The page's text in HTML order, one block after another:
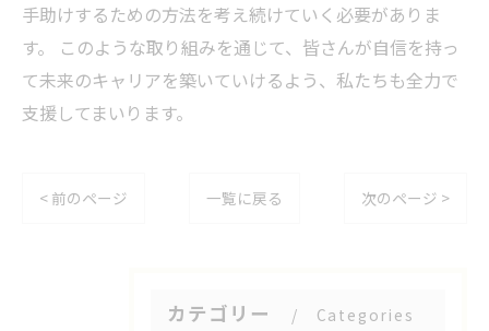
手助けするための方法を考え続けていく必要がありま
す。 このような取り組みを通じて、皆さんが自信を持っ
て未来のキャリアを築いていけるよう、私たちも全力で
支援してまいります。
< 前のページ 一覧に戻る 次のページ >
カテゴリー Categories